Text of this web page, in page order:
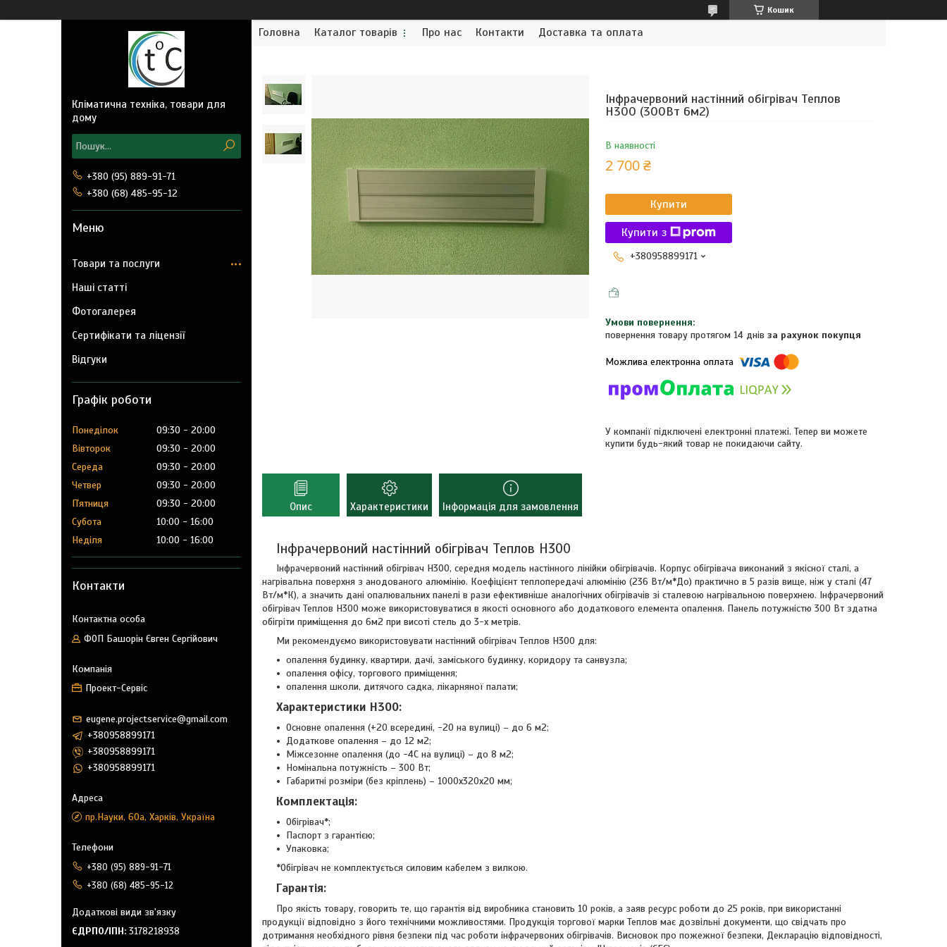
Кошик
Головна Каталог товарів Про нас Контакти Доставка та оплата
Інфрачервоний настінний обігрівач Теплов
Н300 (300Вт 6м2)
В наявності
2 700 ₴
Купити
Купити з
+380958899171
повернення товару протягом 14 днів за рахунок покупця
У компанії підключені електронні платежі. Тепер ви можете
купити будь-який товар не покидаючи сайту.
Опис Характеристики Інформація для замовлення
Інфрачервоний настінний обігрівач Теплов Н300
Інфрачервоний настінний обігрівач Н300, середня модель настінного лінійки обігрівачів. Корпус обігрівача виконаний з якісної сталі, а
нагрівальна поверхня з анодованого алюмінію. Коефіцієнт теплопередачі алюмінію (236 Вт/м*До) практично в 5 разів вище, ніж у сталі (47
Вт/м*К), а значить дані опалювальних панелі в рази ефективніше аналогічних обігрівачів зі сталевою нагрівальною поверхнею. Інфрачервоний
обігрівач Теплов Н300 може використовуватися в якості основного або додаткового елемента опалення. Панель потужністю 300 Вт здатна
обігріти приміщення до 6м2 при висоті стель до 3-х метрів.
Ми рекомендуємо використовувати настінний обігрівач Теплов H300 для:
опалення будинку, квартири, дачі, заміського будинку, коридору та санвузла;
опалення офісу, торгового приміщення;
опалення школи, дитячого садка, лікарняної палати;
Характеристики Н300:
Основне опалення (+20 всередині, -20 на вулиці) – до 6 м2;
Додаткове опалення – до 12 м2;
Міжсезонне опалення (до -4С на вулиці) – до 8 м2;
Номінальна потужність – 300 Вт;
Габаритні розміри (без кріплень) – 1000х320х20 мм;
Комплектація:
Обігрівач*;
Паспорт з гарантією;
Упаковка;
*Обігрівач не комплектується силовим кабелем з вилкою.
Гарантія:
Про якість товару, говорить те, що гарантія від виробника становить 10 років, а заяв ресурс роботи до 25 років, при використанні
продукції відповідно з його технічними можливостями. Продукція торгової марки Теплов має дозвільні документи, що свідчать про
дотримання необхідного рівня безпеки під час роботи інфрачервоних обігрівачів. Висновок про пожежної безпеки, Декларацію відповідності,
Кліматична техніка, товари для
дому
+380 (95) 889-91-71
+380 (68) 485-95-12
Товари та послуги
Наші статті
Фотогалерея
Сертифікати та ліцензії
Відгуки
Графік роботи
Понеділок 09:30
20:00
Вівторок
09:30
20:00
Середа
09:30
20:00
Четвер
09:30
20:00
Пʼятниця
09:30
20:00
Субота
10:00
16:00
Неділя
10:00 16:00
Контакти
ФОП Башорін Євген Сергійович
Проект-Сервіс
eugene.projectservice@gmail.com
+380958899171
+380958899171
+380958899171
пр.Науки, 60а, Харків, Україна
+380 (95) 889-91-71
+380 (68) 485-95-12
ЄДРПО/ІПН 3178218938